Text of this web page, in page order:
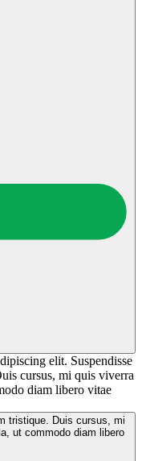
elit. Suspendisse
cursus, mi quis viverra
diam libero vitae
tristique. Duis cursus, mi
ut commodo diam libero